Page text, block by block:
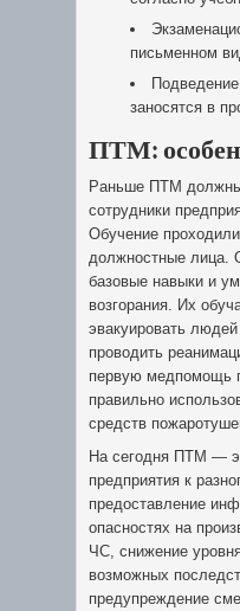
письменном
заносятся в
ПТМ:
Раньше ПТМ
сотрудники
Обучение
должностные лица.
базовые навыки и
возгорания. Их
эвакуировать
проводить
первую медпомощь
правильно
средств
На сегодня ПТМ —
предприятия к
предоставление
опасностях на
ЧС, снижение
возможных
предупреждение